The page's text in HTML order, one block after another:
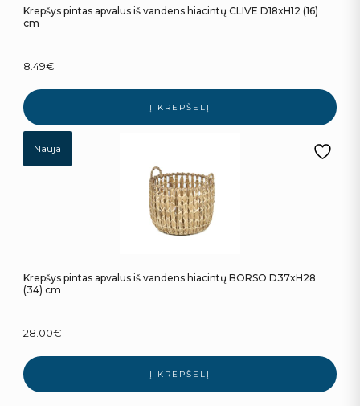
Krepšys pintas apvalus iš vandens hiacintų CLIVE D18xH12 (16)
cm
8.49€
Į KREPŠELĮ
Nauja
Krepšys pintas apvalus iš vandens hiacintų BORSO D37xH28
(34) cm
28.00€
Į KREPŠELĮ